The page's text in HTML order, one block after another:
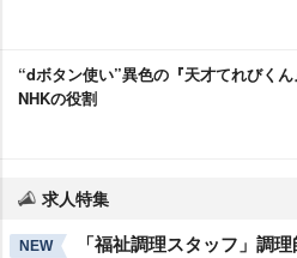
“dボタン使い”異色の『天才てれびく
NHKの役割
求人特集
NEW
「福祉調理スタッフ」調